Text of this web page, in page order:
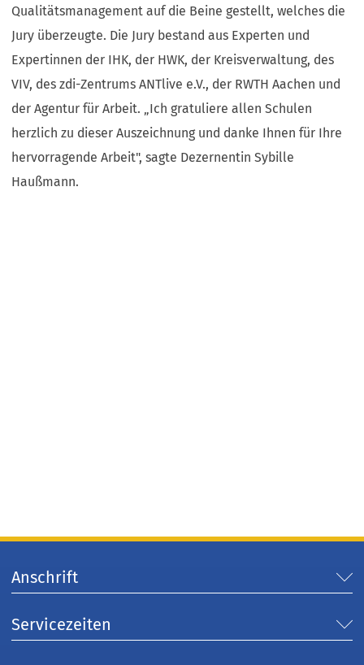
Qualitätsmanagement auf die Beine gestellt, welches die
Jury überzeugte. Die Jury bestand aus Experten und
Expertinnen der IHK, der HWK, der Kreisverwaltung, des
VIV, des zdi-Zentrums ANTlive e.V., der RWTH Aachen und
der Agentur für Arbeit. „Ich gratuliere allen Schulen
herzlich zu dieser Auszeichnung und danke Ihnen für Ihre
hervorragende Arbeit", sagte Dezernentin Sybille
Haußmann.
Anschrift
Servicezeiten